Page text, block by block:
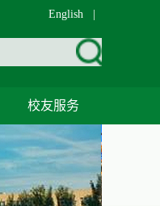
English
校友服务